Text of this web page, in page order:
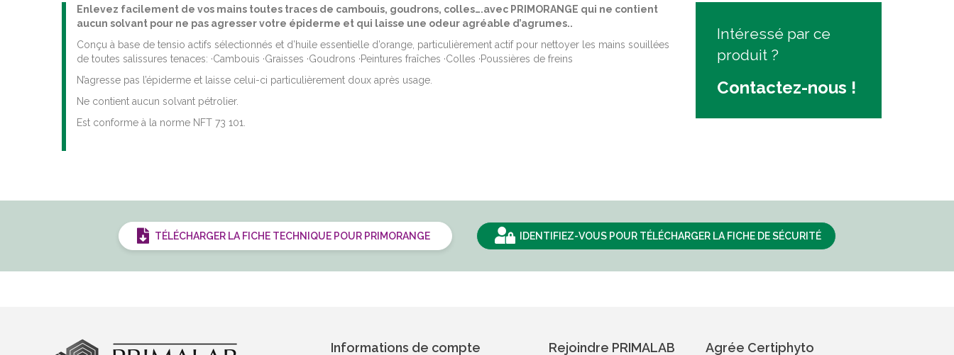
Enlevez facilement de vos mains toutes traces de cambouis, goudrons, colles….avec PRIMORANGE qui ne contient
aucun solvant pour ne pas agresser votre épiderme et qui laisse une odeur agréable d’agrumes..
Conçu à base de tensio actifs sélectionnés et d’huile essentielle d’orange, particulièrement actif pour nettoyer les mains souillées
de toutes salissures tenaces: ·Cambouis ·Graisses ·Goudrons ·Peintures fraîches ·Colles ·Poussières de freins
N’agresse pas l’épiderme et laisse celui-ci particulièrement doux après usage.
Ne contient aucun solvant pétrolier.
Est conforme à la norme NFT 73 101.
Intéressé par ce
produit ?
Contactez-nous !
TÉLÉCHARGER LA FICHE TECHNIQUE POUR PRIMORANGE IDENTIFIEZ-VOUS POUR TÉLÉCHARGER LA FICHE DE SÉCURITÉ
Informations de compte Rejoindre PRIMALAB Agrée Certiphyto